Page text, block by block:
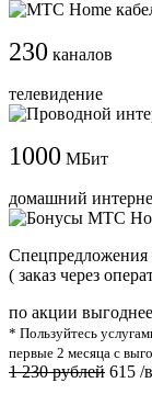
230 каналов
телевидение
1000 МБит
домашний
Cпецпредложения
( заказ через
по акции выгоднее
* Пользуйтесь
первые 2 месяца с
1 230 рублей 615 /